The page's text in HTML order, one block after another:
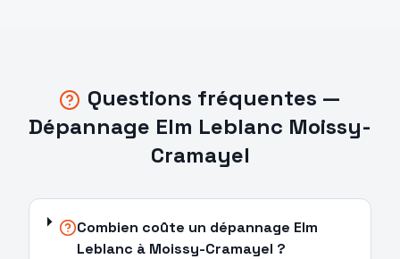
Questions fréquentes —
Dépannage Elm Leblanc Moissy-
Cramayel
Combien coûte un dépannage Elm
Leblanc à Moissy-Cramayel ?